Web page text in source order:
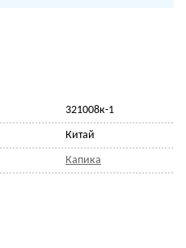
321008к-1
Китай
Капика